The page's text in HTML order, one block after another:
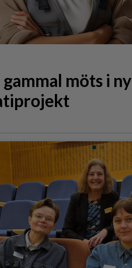
Politik
Reportage
Sport
Sydväst
gammal möts i